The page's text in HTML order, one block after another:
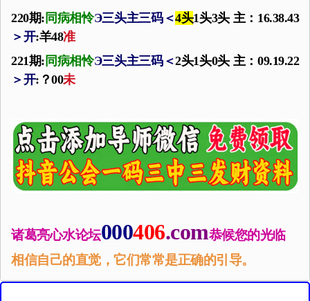
220期: 同病相怜Э三头主三码＜4头1头3头 主：16.38.43
＞开:羊48准
221期: 同病相怜Э三头主三码＜2头1头0头 主：09.19.22
＞开:？00未
诸葛亮心水论坛000406.com恭候您的光临
相信自己的直觉，它们常常是正确的引导。